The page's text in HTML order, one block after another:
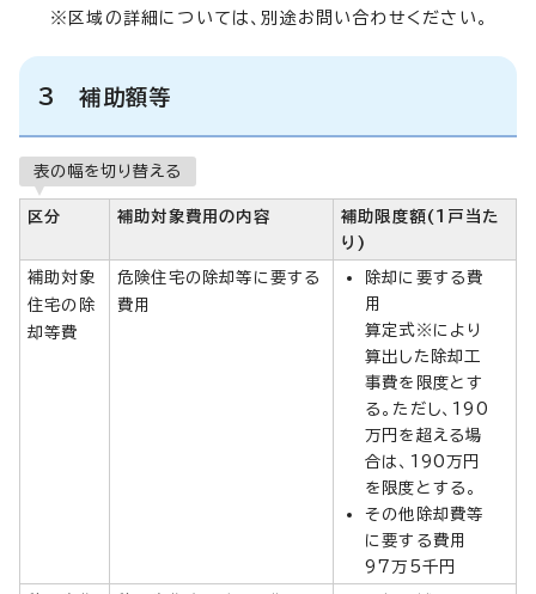
※区域の詳細については、別途お問い合わせください。
3 補助額等
表の幅を切り替える
区分 補助対象費用の内容
補助限度額(1戸当た
り)
補助対象
住宅の除
却等費
危険住宅の除却等に要する
費用
除却に要する費
用
算定式※により
算出した除却工
事費を限度とす
る。ただし、190
万円を超える場
合は、190万円
を限度とする。
その他除却費等
に要する費用
97万5千円